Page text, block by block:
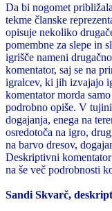
Da bi nogomet
tekme članske
opisuje nekoliko
pomembne za slepe in
igrišče nameni
komentator, saj se na
igralcev, ki jih izvajajo
komentator morda
podrobno opiše. V
dogajanja, enega na
osredotoča na igro,
na barvo dresov,
Deskriptivni
na še več podrobnosti
Sandi Skvarč,